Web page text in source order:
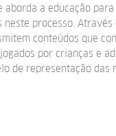
aborda a educação
processo.
conteúdos que
por crianças e
de representação das